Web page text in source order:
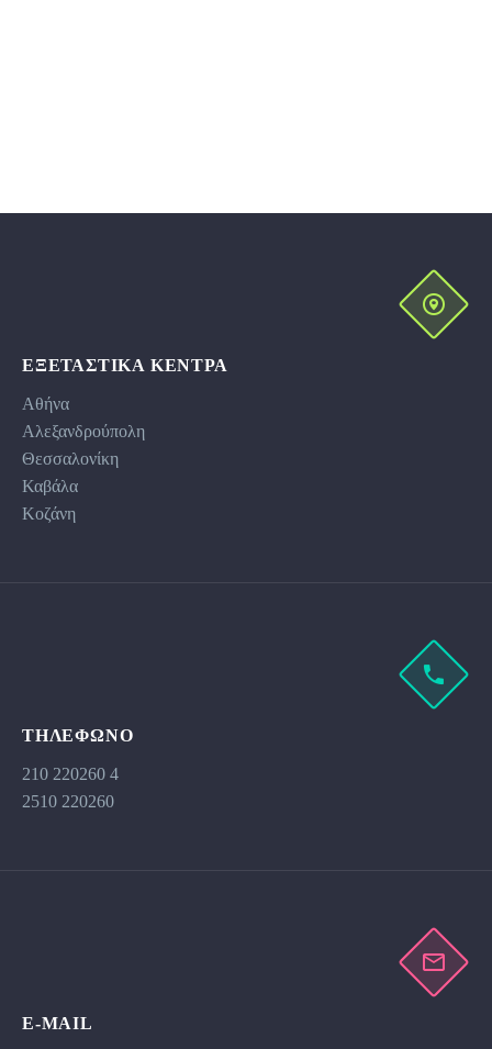
ΕΞΕΤΑΣΤΙΚΆ ΚΕΝΤΡΑ
Αθήνα
Αλεξανδρούπολη
Θεσσαλονίκη
Καβάλα
Κοζάνη
ΤΗΛΕΦΩΝΟ
210 220260 4
2510 220260
E-MAIL